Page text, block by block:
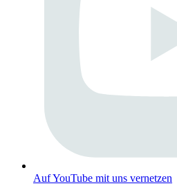
Auf YouTube mit uns vernetzen